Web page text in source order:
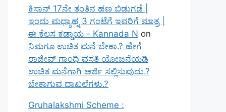
ಕಿಸಾನ್ 17ನೇ ತಂತಿನ ಹಣ ಬಿಡುಗಡೆ |
ಇಂದು ಮಧ್ಯಾಹ್ನ 3 ಗಂಟೆಗೆ ಇವರಿಗೆ ಮಾತ್ರ |
ಈ ಕೆಲಸ ಕಡ್ಡಾಯ - Kannada N on
ನಿಮಗೂ ಉಚಿತ ಮನೆ ಬೇಕಾ.? ಹೇಗೆ
ರಾಜೀವ್ ಗಾಂಧಿ ವಸತಿ ಯೋಜನೆಯಡಿ
ಉಚಿತ ಮನೆಗಾಗಿ ಅರ್ಜಿ ಸಲ್ಲಿಸುವುದು.?
ಬೇಕಾಗುವ ದಾಖಲೆಗಳು.?
Gruhalakshmi Scheme :